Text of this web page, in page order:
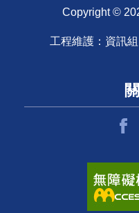
Copyright ©
工程維護：資訊